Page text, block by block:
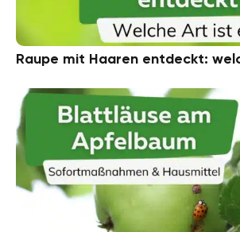
Raupe mit Haaren entdeckt: